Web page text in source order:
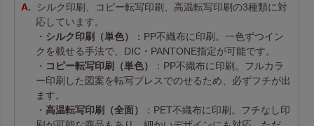
シルク印刷、コピー転写印刷、高温転写印刷の3種類に対
応しています。
・ シルク印刷（単色）
：PP不織布に印刷。一色ずつイン
クを載せる手法で、DIC・PANTONE指定が可能です。
・ コピー転写印刷（単色）
：PP不織布に印刷。フルカラ
ー印刷した図案を転写プレスでのせるため、必ずフチが出
ます。
・ 高温転写印刷（全面）
：PET不織布に印刷。フチなし印